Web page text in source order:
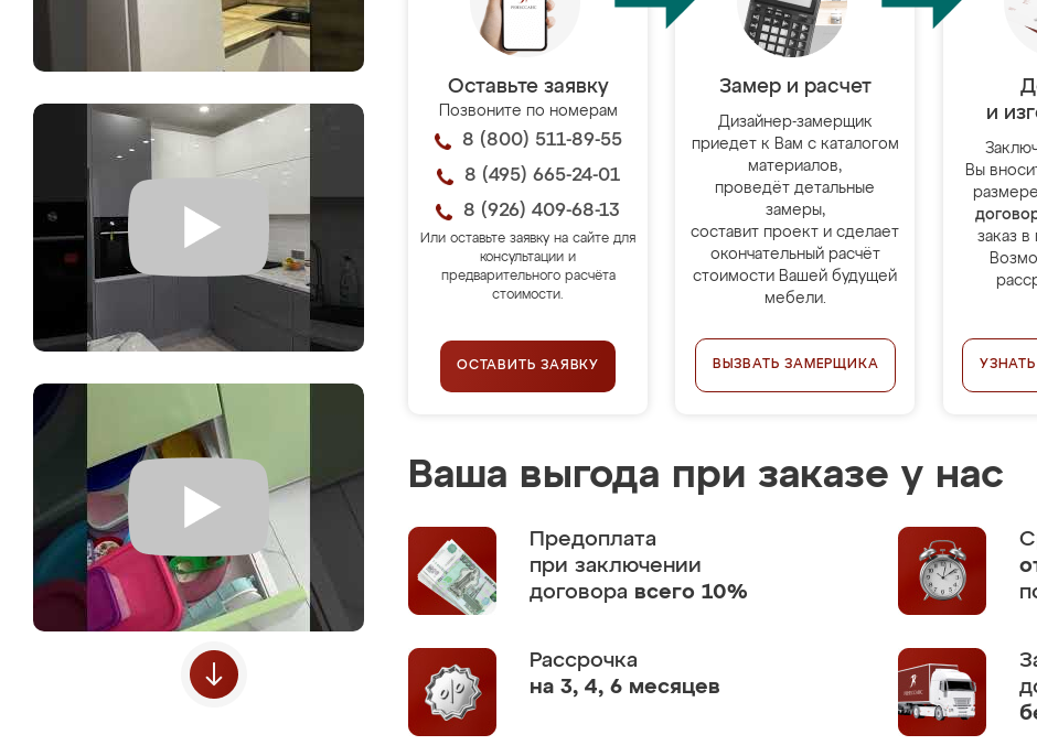
Оставьте заявку
Позвоните по номерам
8 (800) 511-89-55
8 (495) 665-24-01
8 (926) 409-68-13
Или оставьте заявку на сайте для
консультации и
предварительного расчёта
стоимости.
ОСТАВИТЬ ЗАЯВКУ
Замер и расчет
Дизайнер-замерщик
приедет к Вам с каталогом
материалов,
проведёт детальные
замеры,
составит проект и сделает
окончательный расчёт
стоимости Вашей будущей
мебели.
ВЫЗВАТЬ ЗАМЕРЩИКА
и
Вы
размере
заказ
Ваша выгода при заказе у нас
Предоплата
при заключении
договора всего 10%
Рассрочка
на 3, 4, 6 месяцев